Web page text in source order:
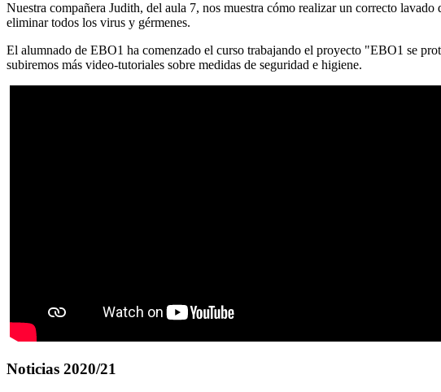
Nuestra compañera Judith, del aula 7, nos muestra cómo realizar un correcto lavado
eliminar todos los virus y gérmenes.
El alumnado de EBO1 ha comenzado el curso trabajando el proyecto "EBO1 se
subiremos más video-tutoriales sobre medidas de seguridad e higiene.
Noticias 2020/21